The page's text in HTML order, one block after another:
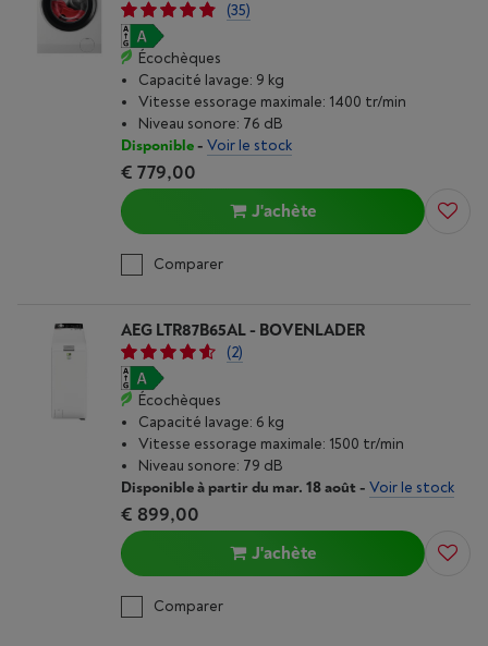
(35)
Écochèques
Capacité lavage: 9 kg
Vitesse essorage maximale: 1400 tr/min
Niveau sonore: 76 dB
Disponible- Voir le stock
€ 779,00
J'achète
Comparer
AEG LTR87B65AL - BOVENLADER
(2)
Écochèques
Capacité lavage: 6 kg
Vitesse essorage maximale: 1500 tr/min
Niveau sonore: 79 dB
Disponible à partir du mar. 18 août- Voir le stock
€ 899,00
J'achète
Comparer